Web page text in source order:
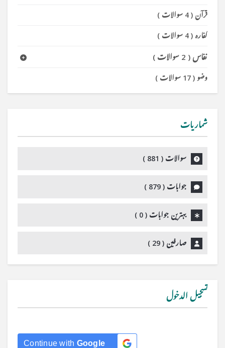
قرآن ( 4 سوالات )
کفارہ ( 4 سوالات )
نفاس ( 2 سوالات )
وضو ( 17 سوالات )
شماریات
سوالات ( 881
)
جوابات ( 879
)
بہترین جوابات ( 0
)
صارفین ( 29
)
تسجيل الدخول
Continue with Google